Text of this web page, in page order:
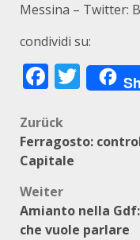
Messina – Twitter:
condividi su:
Zurück
Ferragosto:
Capitale
Weiter
Amianto nella
che vuole parlare